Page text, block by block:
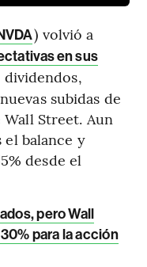
) volvió a
en sus
dividendos,
subidas de
Street. Aun
el balance y
desde el
pero Wall
para la acción